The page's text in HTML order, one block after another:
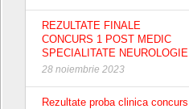
REZULTATE FINALE
CONCURS 1 POST MEDIC
SPECIALITATE NEUROLOGIE
28 noiembrie 2023
Rezultate proba clinica concurs